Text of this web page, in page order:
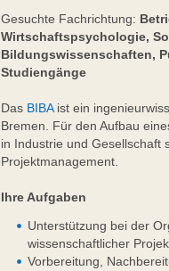
Gesuchte Fachrichtung:
Wirtschaftspsychologie,
Bildungswissenschaften,
Studiengänge
Das BIBAist ein
Bremen. Für den Aufbau
in Industrie und Gesellschaft
Projektmanagement.
Ihre Aufgaben
Unterstützung bei der
wissenschaftlicher
Vorbereitung,